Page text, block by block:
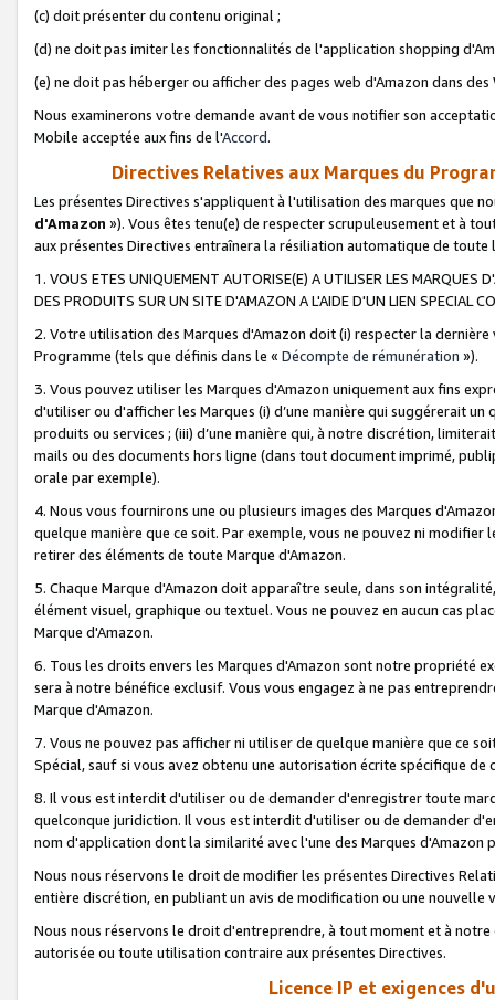
(c) doit présenter du contenu original ;
(d) ne doit pas imiter les fonctionnalités de l'application shopping
(e) ne doit pas héberger ou afficher des pages web d'Amazon dans
Nous examinerons votre demande avant de vous notifier son
Mobile acceptée aux fins de l'Accord.
Directives Relatives aux Marques du
Les présentes Directives s'appliquent à l'utilisation des marques que
d'Amazon »). Vous êtes tenu(e) de respecter scrupuleusement et à
aux présentes Directives entraînera la résiliation automatique de
1. VOUS ETES UNIQUEMENT AUTORISE(E) A UTILISER LES MARQUES
DES PRODUITS SUR UN SITE D'AMAZON A L'AIDE D'UN LIEN SPECIAL
2. Votre utilisation des Marques d'Amazon doit (i) respecter la
Programme (tels que définis dans le « Décompte de rémunération »).
3. Vous pouvez utiliser les Marques d'Amazon uniquement aux fins
d'utiliser ou d'afficher les Marques (i) d’une manière qui suggérerait
produits ou services ; (iii) d’une manière qui, à notre discrétion,
mails ou des documents hors ligne (dans tout document imprimé,
orale par exemple).
4. Nous vous fournirons une ou plusieurs images des Marques
quelque manière que ce soit. Par exemple, vous ne pouvez ni
retirer des éléments de toute Marque d'Amazon.
5. Chaque Marque d'Amazon doit apparaître seule, dans son
élément visuel, graphique ou textuel. Vous ne pouvez en aucun cas
Marque d'Amazon.
6. Tous les droits envers les Marques d'Amazon sont notre propriété
sera à notre bénéfice exclusif. Vous vous engagez à ne pas
Marque d'Amazon.
7. Vous ne pouvez pas afficher ni utiliser de quelque manière que ce
Spécial, sauf si vous avez obtenu une autorisation écrite spécifique de
8. Il vous est interdit d'utiliser ou de demander d'enregistrer toute
quelconque juridiction. Il vous est interdit d'utiliser ou de demander
nom d'application dont la similarité avec l'une des Marques
Nous nous réservons le droit de modifier les présentes Directives
entière discrétion, en publiant un avis de modification ou une nouvelle
Nous nous réservons le droit d'entreprendre, à tout moment et à
autorisée ou toute utilisation contraire aux présentes Directives.
Licence IP et exigences